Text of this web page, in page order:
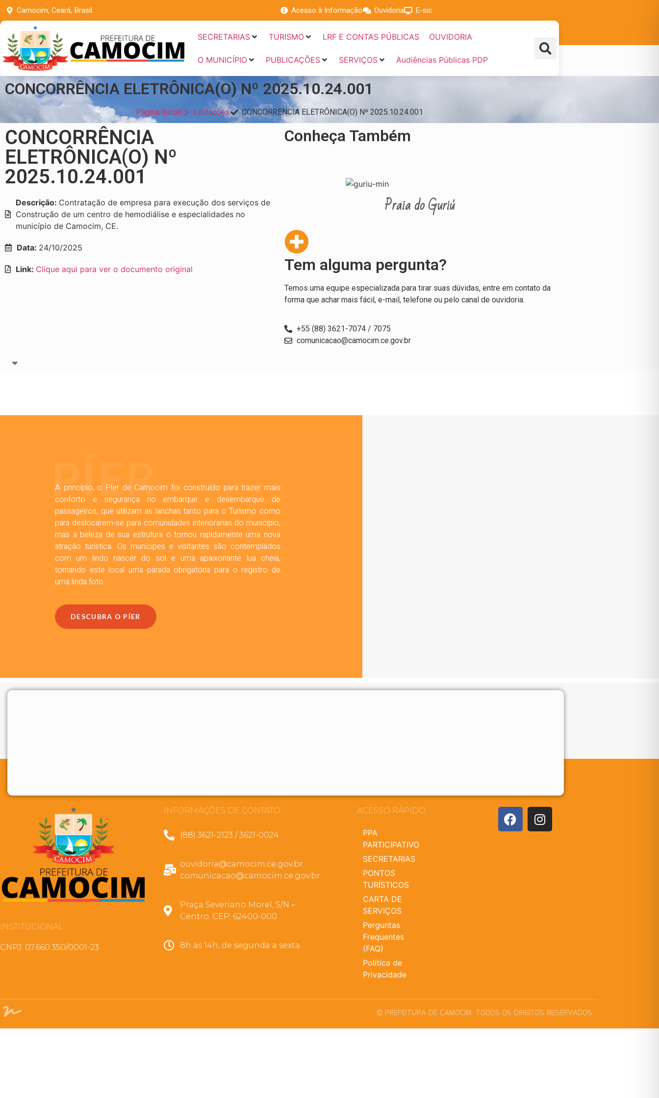
Camocim, Ceará, Brasil. Acesso à Informação Ouvidoria E-sic
SECRETARIAS TURISMO LRF E CONTAS PÚBLICAS OUVIDORIA
O MUNICÍPIO PUBLICAÇÕES SERVIÇOS Audiências Públicas PDP
CONCORRÊNCIA ELETRÔNICA(O) Nº 2025.10.24.001
Página Inicial Licitações CONCORRÊNCIA ELETRÔNICA(O) Nº 2025.10.24.001
CONCORRÊNCIA
ELETRÔNICA(O) Nº
2025.10.24.001
Descrição: Contratação de empresa para execução dos serviços de
Construção de um centro de hemodiálise e especialidades no
município de Camocim, CE.
Data: 24/10/2025
Link: Clique aqui para ver o documento original
Conheça Também
Praia do Guriú
Tem alguma pergunta?
Temos uma equipe especializada para tirar suas dúvidas, entre em contato da
forma que achar mais fácil, e-mail, telefone ou pelo canal de ouvidoria.
+55 (88) 3621-7074 / 7075
comunicacao@camocim.ce.gov.br
PÍER
A princípio, o Píer de Camocim foi construído para trazer mais
conforto e segurança no embarque e desembarque de
passageiros, que utilizam as lanchas tanto para o Turismo como
para deslocarem-se para comunidades interioranas do município,
mas a beleza de sua estrutura o tornou rapidamente uma nova
atração turística. Os munícipes e visitantes são contemplados
com um lindo nascer do sol e uma apaixonante lua cheia,
tornando este local uma parada obrigatória para o registro de
uma linda foto.
DESCUBRA O PÍER
INSTITUCIONAL
CNPJ: 07.660.350/0001-23
INFORMAÇÕES DE CONTATO
(88) 3621-2123 / 3621-0024
ouvidoria@camocim.ce.gov.br
comunicacao@camocim.ce.gov.br
Praça Severiano Morel, S/N –
Centro. CEP: 62400-000
8h às 14h, de segunda a sexta.
ACESSO RÁPIDO
PPA
PARTICIPATIVO
SECRETARIAS
PONTOS
TURÍSTICOS
CARTA DE
SERVIÇOS
Perguntas
Frequentes
(FAQ)
Política de
Privacidade
© PREFEITURA DE CAMOCIM. TODOS OS DIREITOS RESERVADOS.